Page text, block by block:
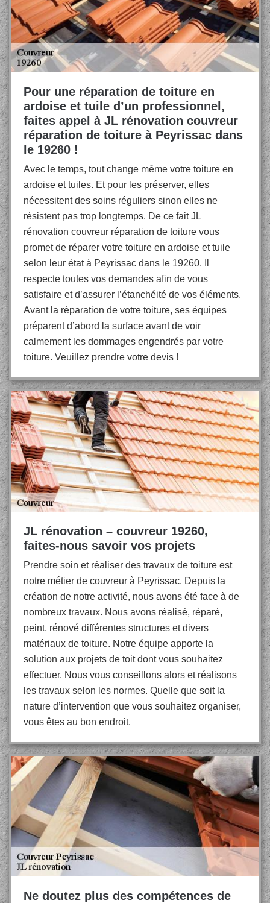
Pour une réparation de toiture en
ardoise et tuile d’un professionnel,
faites appel à JL rénovation couvreur
réparation de toiture à Peyrissac dans
le 19260 !
Avec le temps, tout change même votre toiture en
ardoise et tuiles. Et pour les préserver, elles
nécessitent des soins réguliers sinon elles ne
résistent pas trop longtemps. De ce fait JL
rénovation couvreur réparation de toiture vous
promet de réparer votre toiture en ardoise et tuile
selon leur état à Peyrissac dans le 19260. Il
respecte toutes vos demandes afin de vous
satisfaire et d’assurer l’étanchéité de vos éléments.
Avant la réparation de votre toiture, ses équipes
préparent d’abord la surface avant de voir
calmement les dommages engendrés par votre
toiture. Veuillez prendre votre devis !
JL rénovation – couvreur 19260,
faites-nous savoir vos projets
Prendre soin et réaliser des travaux de toiture est
notre métier de couvreur à Peyrissac. Depuis la
création de notre activité, nous avons été face à de
nombreux travaux. Nous avons réalisé, réparé,
peint, rénové différentes structures et divers
matériaux de toiture. Notre équipe apporte la
solution aux projets de toit dont vous souhaitez
effectuer. Nous vous conseillons alors et réalisons
les travaux selon les normes. Quelle que soit la
nature d’intervention que vous souhaitez organiser,
vous êtes au bon endroit.
Ne doutez plus des compétences de